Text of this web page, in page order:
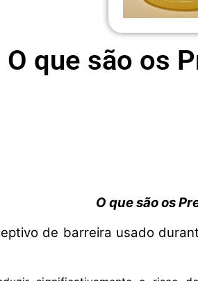
O que são os
O que são os
de barreira usado